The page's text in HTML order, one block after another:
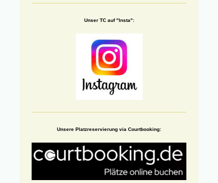
Unser TC auf "Insta":
Unsere Platzreservierung via Courtbooking: